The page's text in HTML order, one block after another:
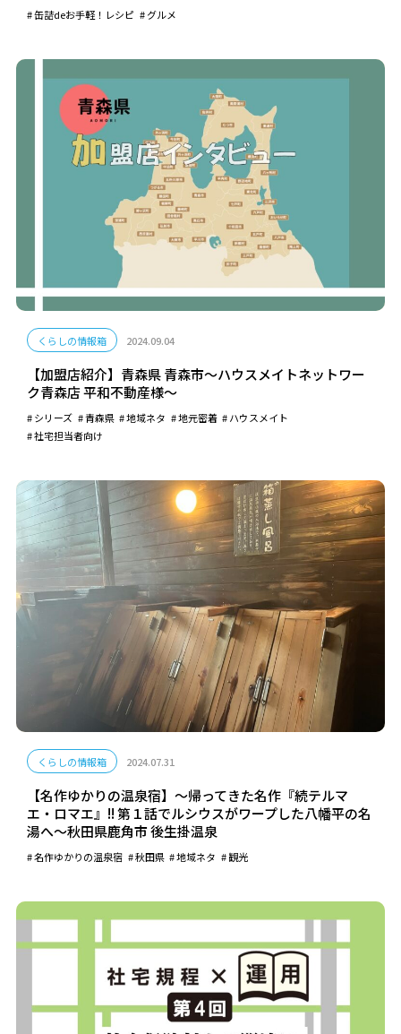
缶詰deお手軽！レシピ グルメ
くらしの情報箱 2024.09.04
【加盟店紹介】青森県 青森市～ハウスメイトネットワー
ク青森店 平和不動産様～
シリーズ 青森県 地域ネタ 地元密着
ハウスメイト
社宅担当者向け
くらしの情報箱 2024.07.31
【名作ゆかりの温泉宿】～帰ってきた名作『続テルマ
エ・ロマエ』!! 第１話でルシウスがワープした八幡平の名
湯へ～秋田県鹿角市 後生掛温泉
名作ゆかりの温泉宿 秋田県 地域ネタ 観光